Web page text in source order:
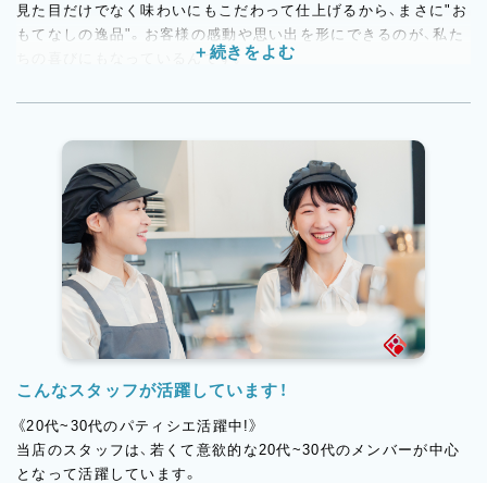
見た目だけでなく味わいにもこだわって仕上げるから、まさに"お
もてなしの逸品"。お客様の感動や思い出を形にできるのが、私た
ちの喜びにもなっているんです。
る仕事を通して、喜びと感動を生み出せる環境が整っています。
こんなスタッフが活躍しています！
《20代~30代のパティシエ活躍中!》
当店のスタッフは、若くて意欲的な20代~30代のメンバーが中心
となって活躍しています。